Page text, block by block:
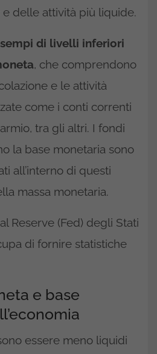
delle attività più liquide.
di livelli inferiori
, che comprendono
e le attività
come i conti correnti
tra gli altri. I fondi
la base monetaria sono
all’interno di questi
massa monetaria.
Reserve (Fed) degli Stati
di fornire statistiche
e base
essere meno liquidi